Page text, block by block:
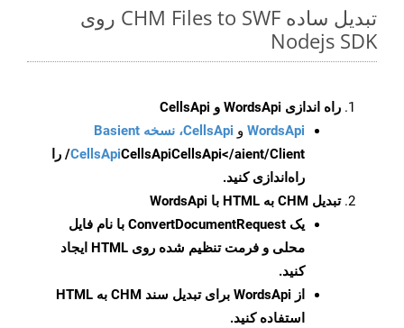
تبدیل ساده CHM Files to SWF روی
Nodejs SDK
راه اندازی WordsApi و CellsApi
WordsApi و CellsApi، نسخه Basient
CellsApiCellsApi
CellsApi</aient/Client/ را
راه‌اندازی کنید.
تبدیل CHM به HTML با WordsApi
یک ConvertDocumentRequest با نام فایل
محلی و فرمت تنظیم شده روی HTML ایجاد
کنید.
از WordsApi برای تبدیل سند CHM به HTML
استفاده کنید.